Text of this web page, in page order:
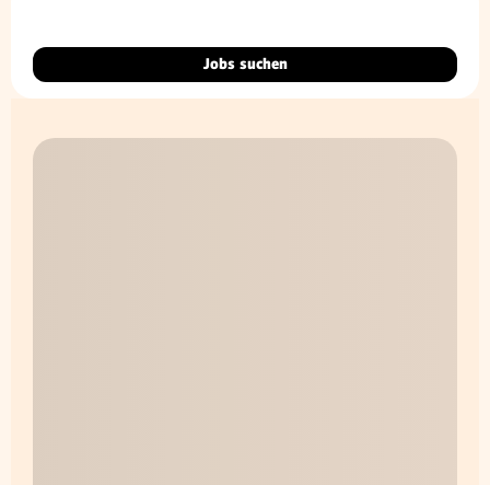
Jobs suchen